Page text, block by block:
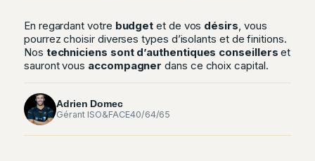
Adrien Domec
Gérant ISO&FACE40/64/65
En regardant votre budget et de vos désirs, vous
pourrez choisir diverses types d’isolants et de finitions.
Nos techniciens sont d’authentiques conseillers et
sauront vous accompagner dans ce choix capital.